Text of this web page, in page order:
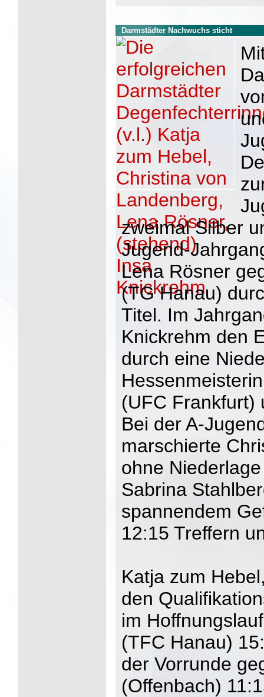
Darmstädter Nachwuchs sticht
zweimal Silber
Jugend-
Lena Rösner
(TG Hanau)
Titel. Im
Knickrehm den
durch eine
(UFC Frankfurt)
Bei der A-
marschierte
ohne
Sabrina
spannendem
12:15 Treffern
Katja zum
den
im
(TFC Hanau)
der Vorrunde
(Offenbach)